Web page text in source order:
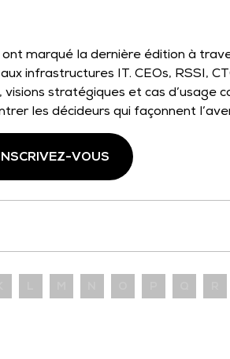
marqué la dernière édition à
infrastructures IT. CEOs, RSSI,
stratégiques et cas d’usage
les décideurs qui façonnent
VOUS